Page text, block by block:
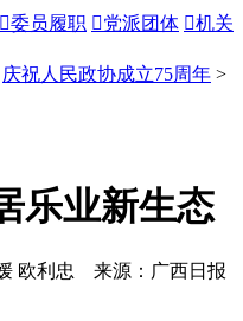
委员履职 党派团体 机关
庆祝人民政协成立75周年 >
乐业新生态
欧利忠 来源：广西日报